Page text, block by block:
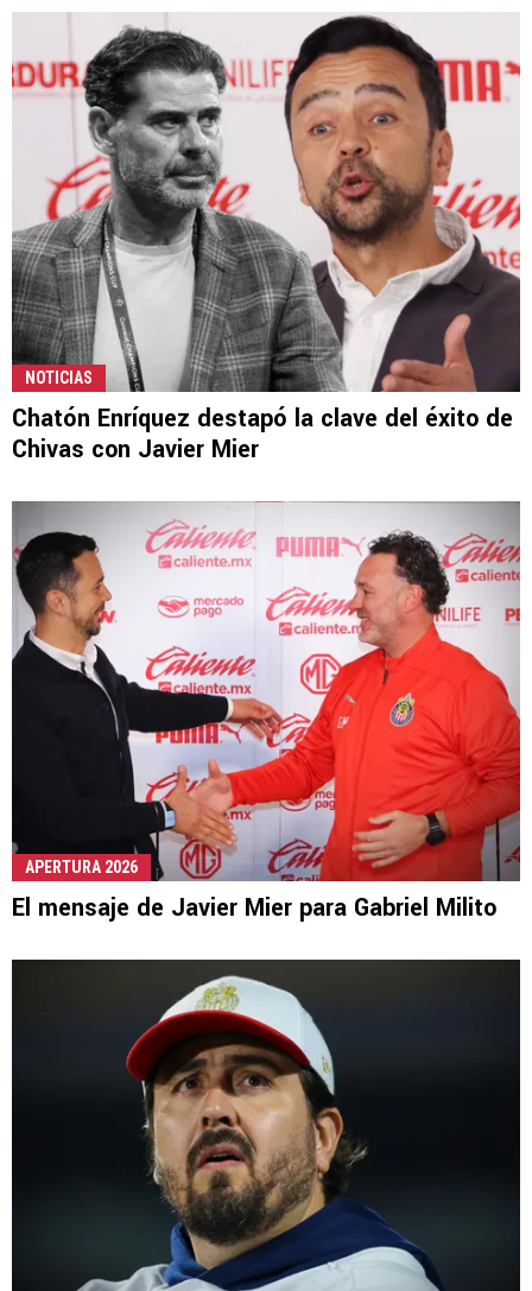
NOTICIAS
Chatón Enríquez destapó la clave del éxito de
Chivas con Javier Mier
APERTURA 2026
El mensaje de Javier Mier para Gabriel Milito